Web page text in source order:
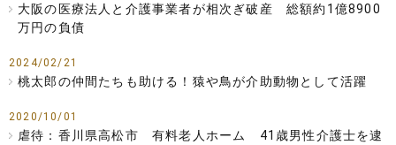
大阪の医療法人と介護事業者が相次ぎ破産 総額約1億8900
万円の負債
2024/02/21
桃太郎の仲間たちも助ける！猿や鳥が介助動物として活躍
2020/10/01
虐待：香川県高松市 有料老人ホーム 41歳男性介護士を逮